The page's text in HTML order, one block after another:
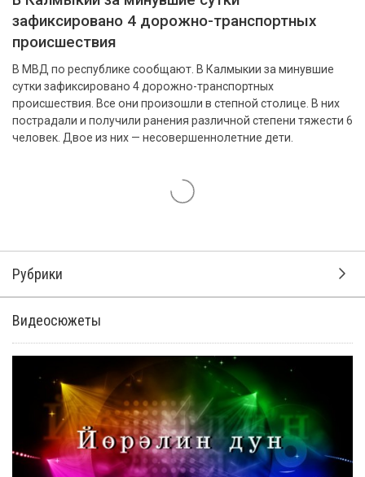
зафиксировано 4 дорожно-транспортных
происшествия
В МВД по республике сообщают. В Калмыкии за минувшие
сутки зафиксировано 4 дорожно-транспортных
происшествия. Все они произошли в степной столице. В них
пострадали и получили ранения различной степени тяжести 6
человек. Двое из них — несовершеннолетние дети.
Рубрики
Видеосюжеты